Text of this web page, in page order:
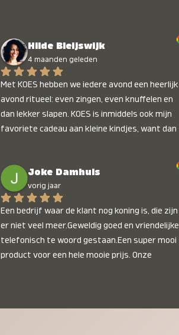
Hilde Bleijswijk
4 maanden geleden
Met KOES hebben we iedere avond een heerlijk
avond ritueel: even zingen, even knuffelen en
dan lekker slapen. KOES is inmiddels ook mijn
favoriete cadeau aan kleine kindjes, want dan
onbetaalbaar :)
Joke Damhuis
vorig jaar
Een bedrijf waar de klant nog koning is, die zijn
er niet veel meer.Geweldig goed en vriendelijke
telefonisch te woord gestaan.Een super mooi
product voor een hele mooie prijs. Onze